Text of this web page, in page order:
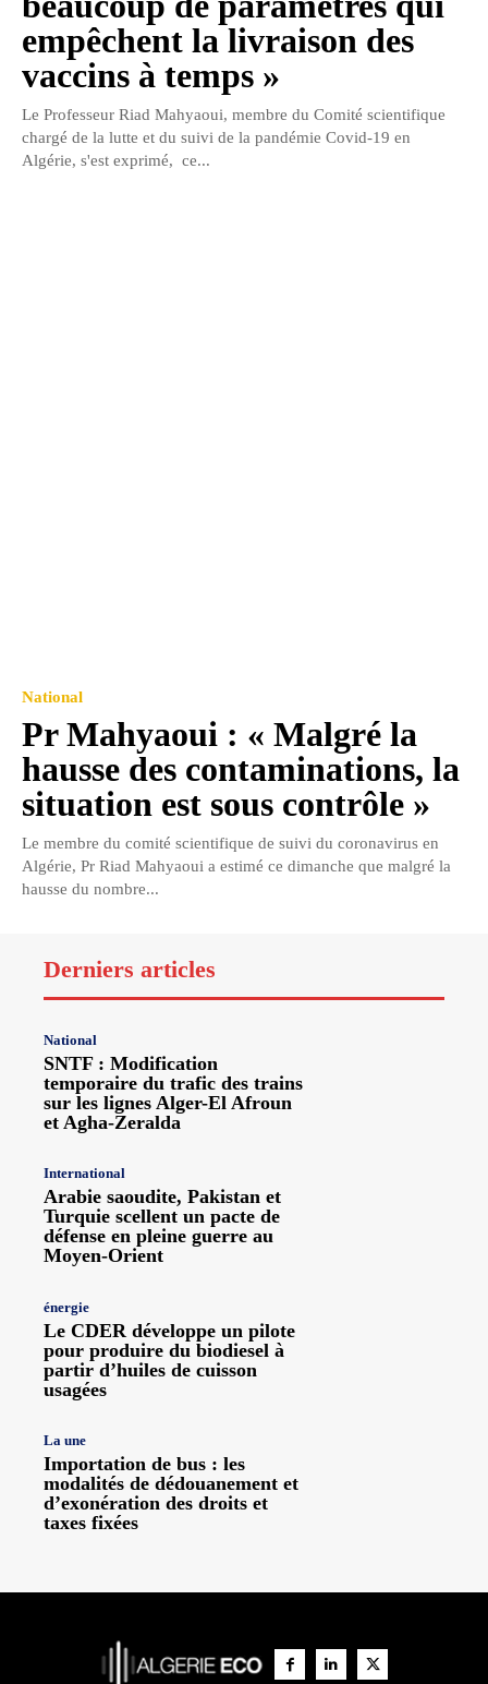
empêchent la livraison des
vaccins à temps »
Le Professeur Riad Mahyaoui, membre du Comité scientifique
chargé de la lutte et du suivi de la pandémie Covid-19 en
Algérie, s'est exprimé, ce...
National
Pr Mahyaoui : « Malgré la
hausse des contaminations, la
situation est sous contrôle »
Le membre du comité scientifique de suivi du coronavirus en
Algérie, Pr Riad Mahyaoui a estimé ce dimanche que malgré la
hausse du nombre...
Derniers articles
National
SNTF : Modification
temporaire du trafic des trains
sur les lignes Alger-El Afroun
et Agha-Zeralda
International
Arabie saoudite, Pakistan et
Turquie scellent un pacte de
défense en pleine guerre au
Moyen-Orient
énergie
Le CDER développe un pilote
pour produire du biodiesel à
partir d’huiles de cuisson
usagées
La une
Importation de bus : les
modalités de dédouanement et
d’exonération des droits et
taxes fixées